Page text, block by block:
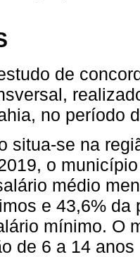
de
no período
situa-se na
o
médio
e 43,6%
mínimo. O
de 6 a 14